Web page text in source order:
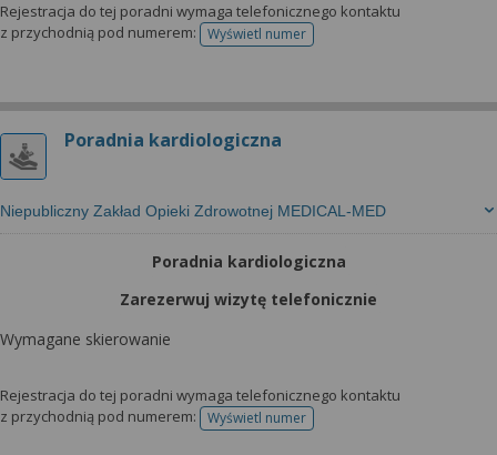
Rejestracja do tej poradni wymaga telefonicznego kontaktu
z przychodnią pod numerem:
Wyświetl numertelefonu do rejestracji
Poradnia kardiologiczna
Niepubliczny Zakład Opieki Zdrowotnej MEDICAL-MED
Poradnia kardiologiczna
Zarezerwuj wizytę telefonicznie
Wymagane skierowanie
Rejestracja do tej poradni wymaga telefonicznego kontaktu
z przychodnią pod numerem:
Wyświetl numertelefonu do rejestracji